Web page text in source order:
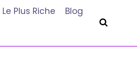
Plus Riche
Blog